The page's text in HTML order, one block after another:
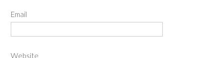
Email
Website